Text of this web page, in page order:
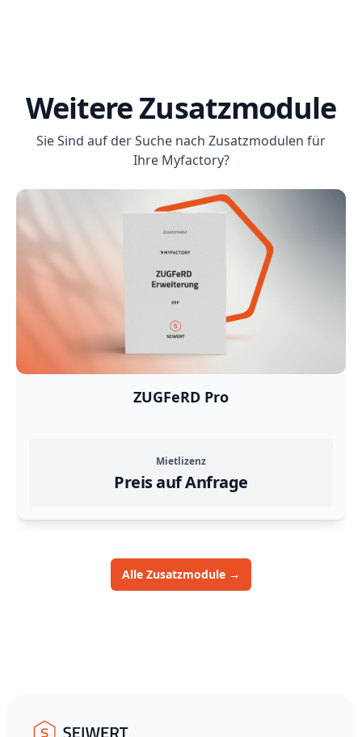
Weitere Zusatzmodule
Sie Sind auf der Suche nach Zusatzmodulen für
Ihre Myfactory?
ZUGFeRD Pro
Mietlizenz
Preis auf Anfrage
Alle Zusatzmodule →
Seiwert GmbH